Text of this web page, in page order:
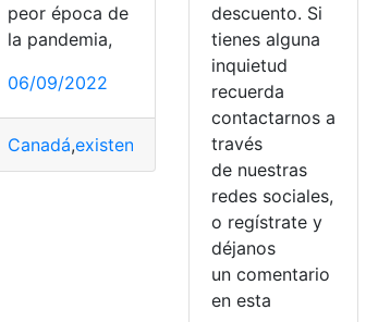
peor época de
la pandemia,
06/09/2022
Canadá,existen Opciones,Trabajar
descuento. Si
tienes alguna
inquietud
recuerda
contactarnos a
través
de nuestras
redes sociales,
o regístrate y
déjanos
un comentario
en esta